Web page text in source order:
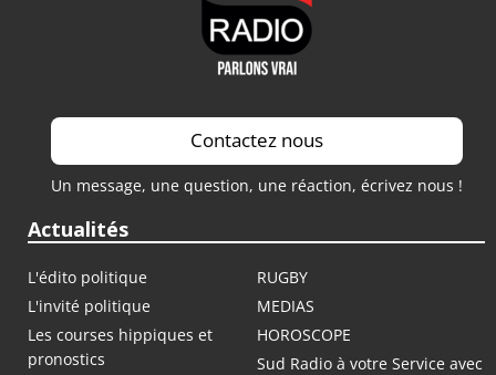
Contactez nous
Un message, une question, une réaction, écrivez nous !
Actualités
L'édito politique
RUGBY
L'invité politique
MEDIAS
Les courses hippiques et
pronostics
HOROSCOPE
Sud Radio à votre Service avec